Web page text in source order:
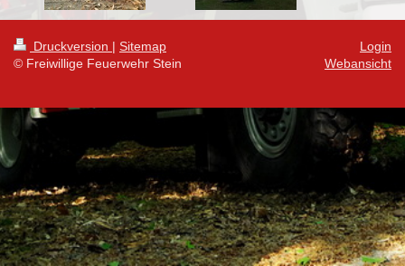
Druckversion | Sitemap
© Freiwillige Feuerwehr Stein
Login
Webansicht